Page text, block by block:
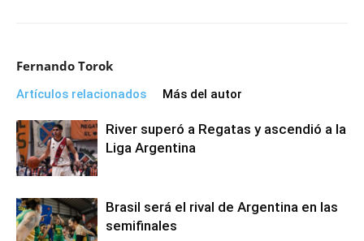
Fernando Torok
Artículos relacionados Más del autor
River superó a Regatas y ascendió a la
Liga Argentina
Brasil será el rival de Argentina en las
semifinales